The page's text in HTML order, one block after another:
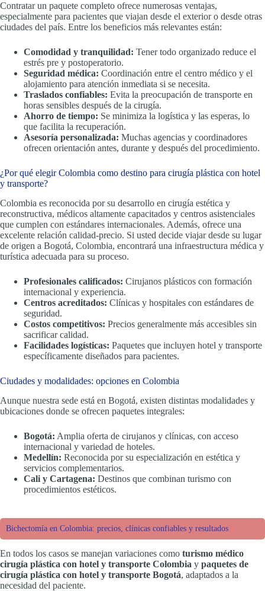
Contratar un paquete completo ofrece numerosas ventajas,
especialmente para pacientes que viajan desde el exterior o desde otras
ciudades del país. Entre los beneficios más relevantes están:
Comodidad y tranquilidad: Tener todo organizado reduce el
estrés pre y postoperatorio.
Seguridad médica: Coordinación entre el centro médico y el
alojamiento para atención inmediata si se necesita.
Traslados confiables: Evita la preocupación de transporte en
horas sensibles después de la cirugía.
Ahorro de tiempo: Se minimiza la logística y las esperas, lo
que facilita la recuperación.
Asesoría personalizada: Muchas agencias y coordinadores
ofrecen orientación antes, durante y después del procedimiento.
¿Por qué elegir Colombia como destino para cirugía plástica con hotel
y transporte?
Colombia es reconocida por su desarrollo en cirugía estética y
reconstructiva, médicos altamente capacitados y centros asistenciales
que cumplen con estándares internacionales. Además, ofrece una
excelente relación calidad-precio. Si usted decide viajar desde su lugar
de origen a Bogotá, Colombia, encontrará una infraestructura médica y
turística adecuada para su proceso.
Profesionales calificados: Cirujanos plásticos con formación
internacional y experiencia.
Centros acreditados: Clínicas y hospitales con estándares de
seguridad.
Costos competitivos: Precios generalmente más accesibles sin
sacrificar calidad.
Facilidades logísticas: Paquetes que incluyen hotel y transporte
específicamente diseñados para pacientes.
Ciudades y modalidades: opciones en Colombia
Aunque nuestra sede está en Bogotá, existen distintas modalidades y
ubicaciones donde se ofrecen paquetes integrales:
Bogotá: Amplia oferta de cirujanos y clínicas, con acceso
internacional y variedad de hoteles.
Medellín: Reconocida por su especialización en estética y
servicios complementarios.
Cali y Cartagena: Destinos que combinan turismo con
procedimientos estéticos.
Bichectomía en Colombia: precios, clínicas confiables y resultados
En todos los casos se manejan variaciones como turismo médico
cirugía plástica con hotel y transporte Colombia y paquetes de
cirugía plástica con hotel y transporte Bogotá, adaptados a la
necesidad del paciente.